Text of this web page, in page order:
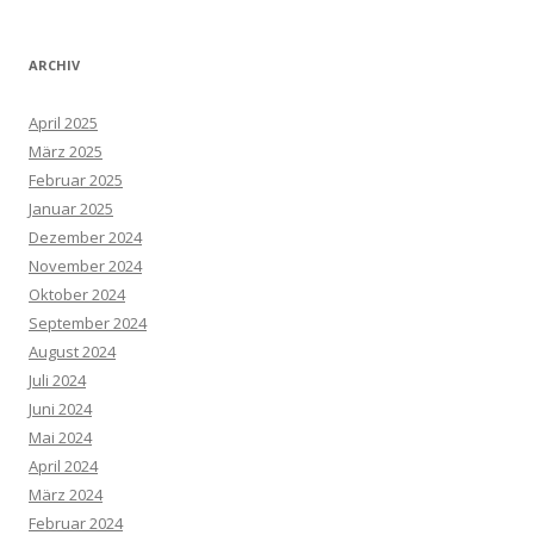
ARCHIV
April 2025
März 2025
Februar 2025
Januar 2025
Dezember 2024
November 2024
Oktober 2024
September 2024
August 2024
Juli 2024
Juni 2024
Mai 2024
April 2024
März 2024
Februar 2024